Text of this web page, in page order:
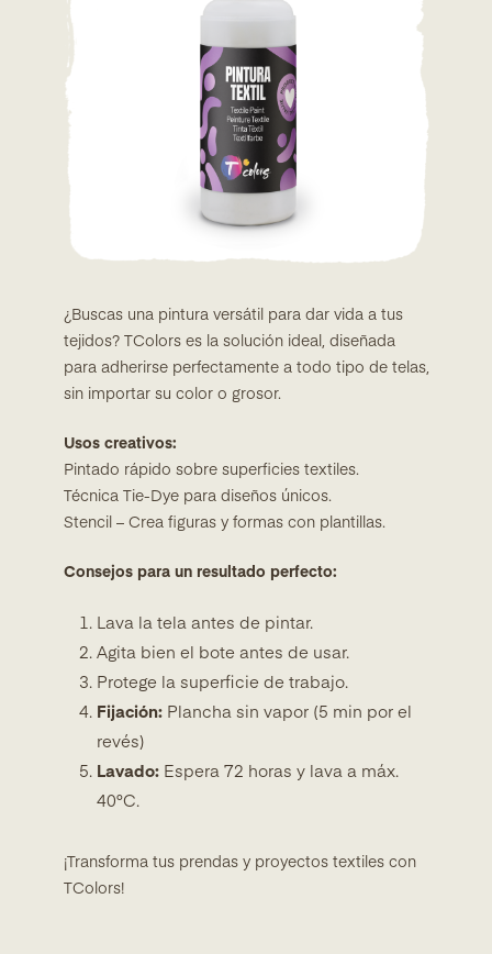
¿Buscas una pintura versátil para dar vida a tus
tejidos? TColors es la solución ideal, diseñada
para adherirse perfectamente a todo tipo de telas,
sin importar su color o grosor.
Usos creativos:
Pintado rápido sobre superficies textiles.
Técnica Tie-Dye para diseños únicos.
Stencil – Crea figuras y formas con plantillas.
Consejos para un resultado perfecto:
Lava la tela antes de pintar.
Agita bien el bote antes de usar.
Protege la superficie de trabajo.
Fijación: Plancha sin vapor (5 min por el
revés)
Lavado: Espera 72 horas y lava a máx.
40°C.
¡Transforma tus prendas y proyectos textiles con
TColors!